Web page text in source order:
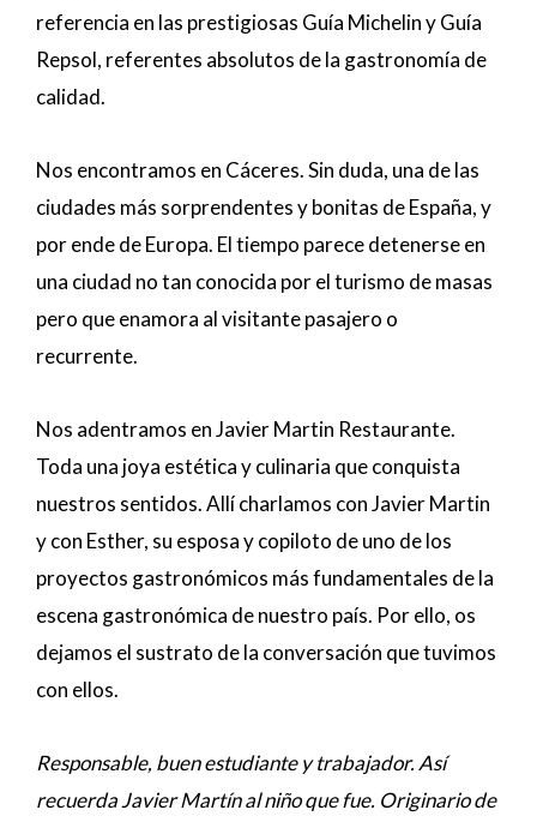
referencia en las prestigiosas Guía Michelin y Guía
Repsol, referentes absolutos de la gastronomía de
calidad.
Nos encontramos en Cáceres. Sin duda, una de las
ciudades más sorprendentes y bonitas de España, y
por ende de Europa. El tiempo parece detenerse en
una ciudad no tan conocida por el turismo de masas
pero que enamora al visitante pasajero o
recurrente.
Nos adentramos en Javier Martin Restaurante.
Toda una joya estética y culinaria que conquista
nuestros sentidos. Allí charlamos con Javier Martin
y con Esther, su esposa y copiloto de uno de los
proyectos gastronómicos más fundamentales de la
escena gastronómica de nuestro país. Por ello, os
dejamos el sustrato de la conversación que tuvimos
con ellos.
Responsable, buen estudiante y trabajador. Así
recuerda Javier Martín al niño que fue. Originario de